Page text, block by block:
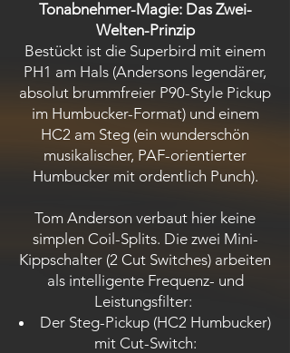
Tonabnehmer-Magie: Das Zwei-
Welten-Prinzip
Bestückt ist die Superbird mit einem
PH1 am Hals (Andersons legendärer,
absolut brummfreier P90-Style Pickup
im Humbucker-Format) und einem
HC2 am Steg (ein wunderschön
musikalischer, PAF-orientierter
Humbucker mit ordentlich Punch).
Tom Anderson verbaut hier keine
simplen Coil-Splits. Die zwei Mini-
Kippschalter (2 Cut Switches) arbeiten
als intelligente Frequenz- und
Leistungsfilter:
Der Steg-Pickup (HC2 Humbucker)
mit Cut-Switch: